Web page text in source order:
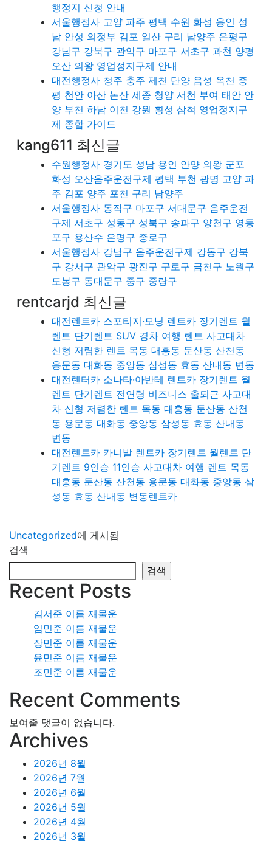
행정지 신청 안내
서울행정사 고양 파주 평택 수원 화성 용인 성
남 안성 의정부 김포 일산 구리 남양주 은평구
강남구 강북구 관악구 마포구 서초구 과천 양평
오산 의왕 영업정지구제 안내
대전행정사 청주 충주 제천 단양 음성 옥천 증
평 천안 아산 논산 세종 청양 서천 부여 태안 안
양 부천 하남 이천 강원 횡성 삼척 영업정지구
제 종합 가이드
kang611 최신글
수원행정사 경기도 성남 용인 안양 의왕 군포
화성 오산음주운전구제 평택 부천 광명 고양 파
주 김포 양주 포천 구리 남양주
서울행정사 동작구 마포구 서대문구 음주운전
구제 서초구 성동구 성북구 송파구 양천구 영등
포구 용산수 은평구 종로구
서울행정사 강남구 음주운전구제 강동구 강북
구 강서구 관악구 광진구 구로구 금천구 노원구
도봉구 동대문구 중구 중랑구
rentcarjd 최신글
대전렌트카 스포티지·모닝 렌트카 장기렌트 월
렌트 단기렌트 SUV 경차 여행 렌트 사고대차
신형 저렴한 렌트 목동 대흥동 둔산동 산천동
용문동 대화동 중앙동 삼성동 효동 산내동 변동
대전렌터카 소나타·아반테 렌트카 장기렌트 월
렌트 단기렌트 전연령 비즈니스 출퇴근 사고대
차 신형 저렴한 렌트 목동 대흥동 둔산동 산천
동 용문동 대화동 중앙동 삼성동 효동 산내동
변동
대전렌트카 카니발 렌트카 장기렌트 월렌트 단
기렌트 9인승 11인승 사고대차 여행 렌트 목동
대흥동 둔산동 산천동 용문동 대화동 중앙동 삼
성동 효동 산내동 변동렌트카
Uncategorized에 게시됨
검색
검색
Recent Posts
김서준 이름 재물운
임민준 이름 재물운
장민준 이름 재물운
윤민준 이름 재물운
조민준 이름 재물운
Recent Comments
보여줄 댓글이 없습니다.
Archives
2026년 8월
2026년 7월
2026년 6월
2026년 5월
2026년 4월
2026년 3월